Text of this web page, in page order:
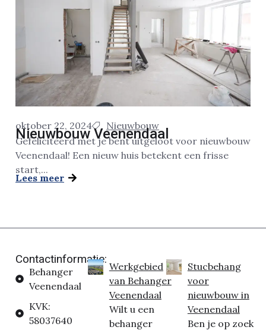
oktober 22, 2024 Nieuwbouw
Nieuwbouw Veenendaal
Gefeliciteerd met je bent uitgeloot voor nieuwbouw
Veenendaal! Een nieuw huis betekent een frisse
start,...
Lees meer
Contactinformatie:
Behanger
Veenendaal
KVK:
58037640
Werkgebied
van Behanger
Veenendaal
Wilt u een
behanger
Stucbehang
voor
nieuwbouw in
Veenendaal
Ben je op zoek